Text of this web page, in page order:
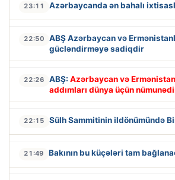
23:11 Azərbaycanda ən bahalı
22:50
ABŞ Azərbaycan və
gücləndirməyə sadiqdir
22:26 ABŞ: Azərbaycan və
addımları dünya üçün
22:15 Sülh Sammitinin ildönümündə
21:49 Bakının bu küçələri tam